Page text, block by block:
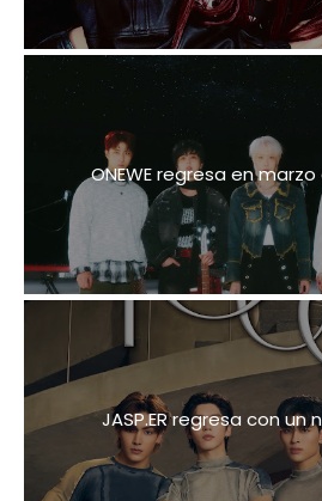
ONEWE regresa en marzo
JASP.ER regresa con un